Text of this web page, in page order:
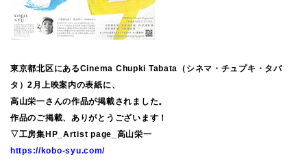
東京都北区にあるCinema Chupki Tabata（シネマ・チュプキ・タバ
タ）2月上映案内の表紙に、
高山栄一さんの作品が掲載されました。
作品のご掲載、ありがとうございます！
▽工房集HP_Artist page_高山栄一
https://kobo-syu.com/